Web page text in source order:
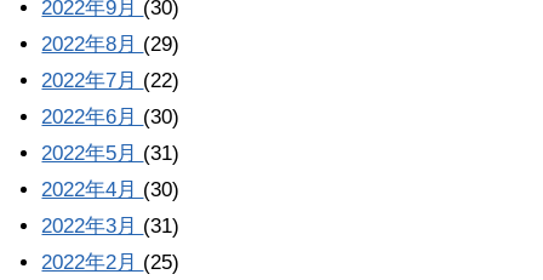
2022年9月 (30)
2022年8月 (29)
2022年7月 (22)
2022年6月 (30)
2022年5月 (31)
2022年4月 (30)
2022年3月 (31)
2022年2月 (25)